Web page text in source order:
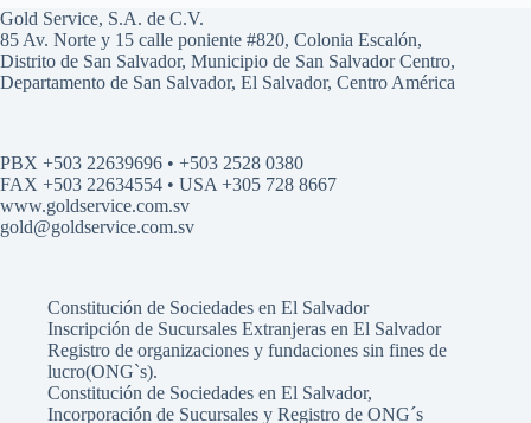
Gold Service, S.A. de C.V.
85 Av. Norte y 15 calle poniente #820, Colonia Escalón,
Distrito de San Salvador, Municipio de San Salvador Centro,
Departamento de San Salvador, El Salvador, Centro América
PBX +503 22639696 • +503 2528 0380
FAX +503 22634554 • USA +305 728 8667
www.goldservice.com.sv
gold@goldservice.com.sv
Constitución de Sociedades en El Salvador
Inscripción de Sucursales Extranjeras en El Salvador
Registro de organizaciones y fundaciones sin fines de
lucro(ONG`s).
Constitución de Sociedades en El Salvador,
Incorporación de Sucursales y Registro de ONG´s